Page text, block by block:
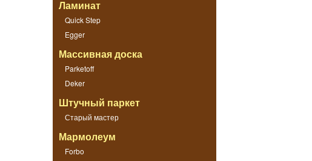
Ламинат
Quick Step
Egger
Массивная доска
Parketoff
Deker
Штучный паркет
Старый мастер
Мармолеум
Forbo